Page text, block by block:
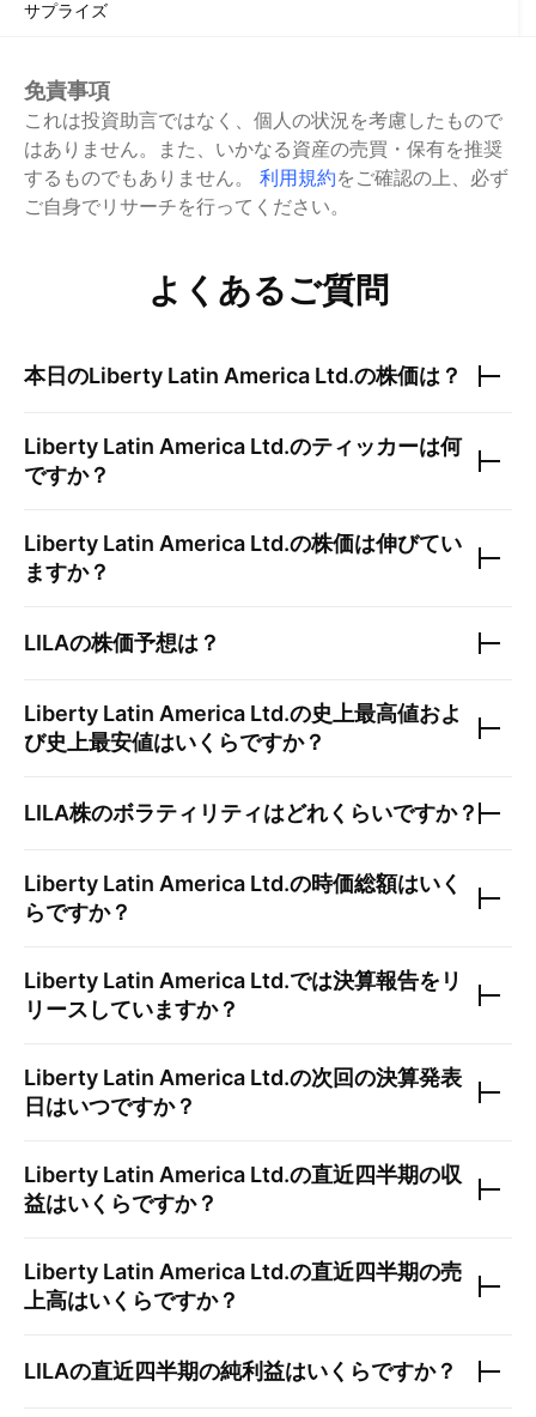
サプライズ
免責事項
これは投資助言ではなく、個人の状況を考慮したもので
はありません。また、いかなる資産の売買・保有を推奨
するものでもありません。
利用規約をご確認の上、必ず
ご自身でリサーチを行ってください。
よくあるご質問
本日のLiberty Latin America Ltd.の株価は？
Liberty Latin America Ltd.のティッカーは何
ですか？
Liberty Latin America Ltd.の株価は伸びてい
ますか？
LILAの株価予想は？
Liberty Latin America Ltd.の史上最高値およ
び史上最安値はいくらですか？
LILA株のボラティリティはどれくらいですか？
Liberty Latin America Ltd.の時価総額はいく
らですか？
Liberty Latin America Ltd.では決算報告をリ
リースしていますか？
Liberty Latin America Ltd.の次回の決算発表
日はいつですか？
Liberty Latin America Ltd.の直近四半期の収
益はいくらですか？
Liberty Latin America Ltd.の直近四半期の売
上高はいくらですか？
LILAの直近四半期の純利益はいくらですか？